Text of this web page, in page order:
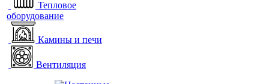
Тепловое
оборудование
Камины и печи
Вентиляция